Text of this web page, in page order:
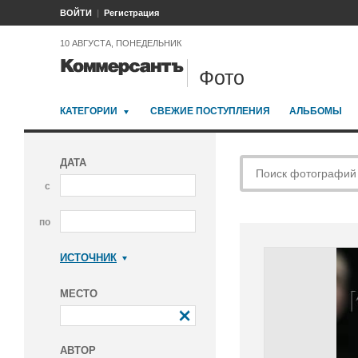
ВОЙТИ Регистрация
10 АВГУСТА, ПОНЕДЕЛЬНИК
Фото
КАТЕГОРИИ СВЕЖИЕ ПОСТУПЛЕНИЯ АЛЬБОМЫ
ДАТА
с
по
ИСТОЧНИК
МЕСТО
АВТОР